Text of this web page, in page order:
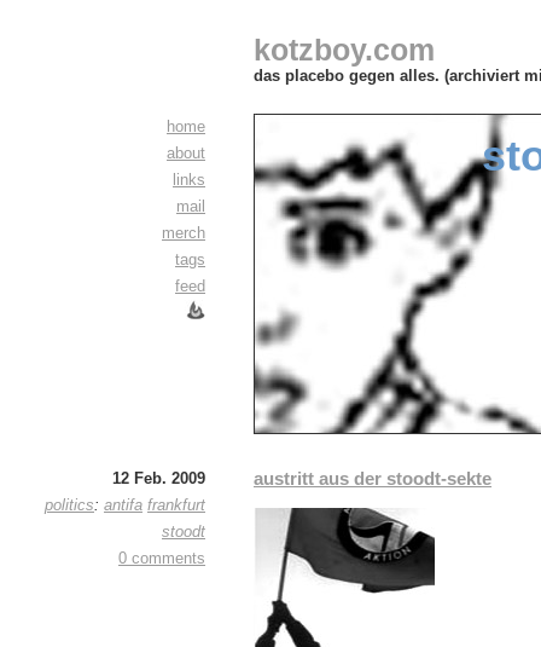
kotzboy.com
das placebo gegen alles. (archiviert
home
about
links
mail
merch
tags
feed
12 Feb. 2009
politics: antifa frankfurt
stoodt
0 comments
austritt aus der stoodt-sekte